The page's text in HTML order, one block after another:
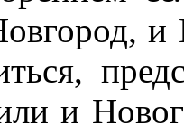
и
и